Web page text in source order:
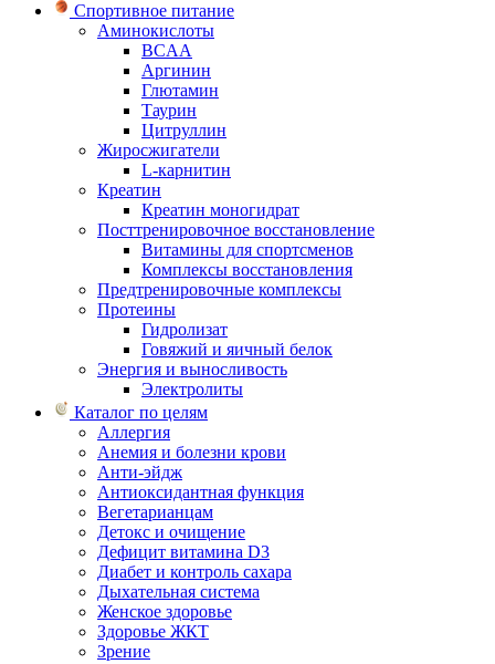
Спортивное питание
Аминокислоты
BCAA
Аргинин
Глютамин
Таурин
Цитруллин
Жиросжигатели
L-карнитин
Креатин
Креатин моногидрат
Посттренировочное восстановление
Витамины для спортсменов
Комплексы восстановления
Предтренировочные комплексы
Протеины
Гидролизат
Говяжий и яичный белок
Энергия и выносливость
Электролиты
Каталог по целям
Аллергия
Анемия и болезни крови
Анти-эйдж
Антиоксидантная функция
Вегетарианцам
Детокс и очищение
Дефицит витамина D3
Диабет и контроль сахара
Дыхательная система
Женское здоровье
Здоровье ЖКТ
Зрение